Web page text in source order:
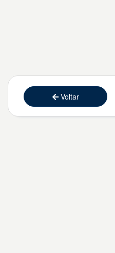
Voltar